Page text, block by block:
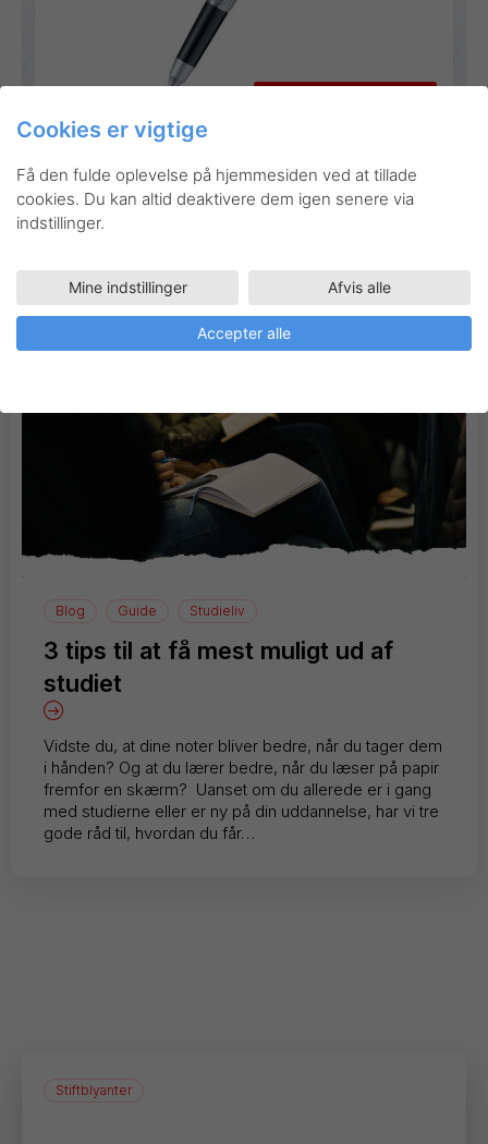
Inspiration
Blog Guide Studieliv
3 tips til at få mest muligt ud af
studiet
Vidste du, at dine noter bliver bedre, når du tager dem
i hånden? Og at du lærer bedre, når du læser på papir
fremfor en skærm? Uanset om du allerede er i gang
med studierne eller er ny på din uddannelse, har vi tre
gode råd til, hvordan du får…
Stiftblyanter
Cookies er vigtige
Få den fulde oplevelse på hjemmesiden ved at tillade
cookies. Du kan altid deaktivere dem igen senere via
indstillinger.
Mine indstillinger Afvis alle
Accepter alle